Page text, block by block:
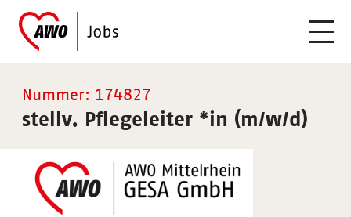
Nummer: 174827
stellv. Pflegeleiter *in (m/w/d)